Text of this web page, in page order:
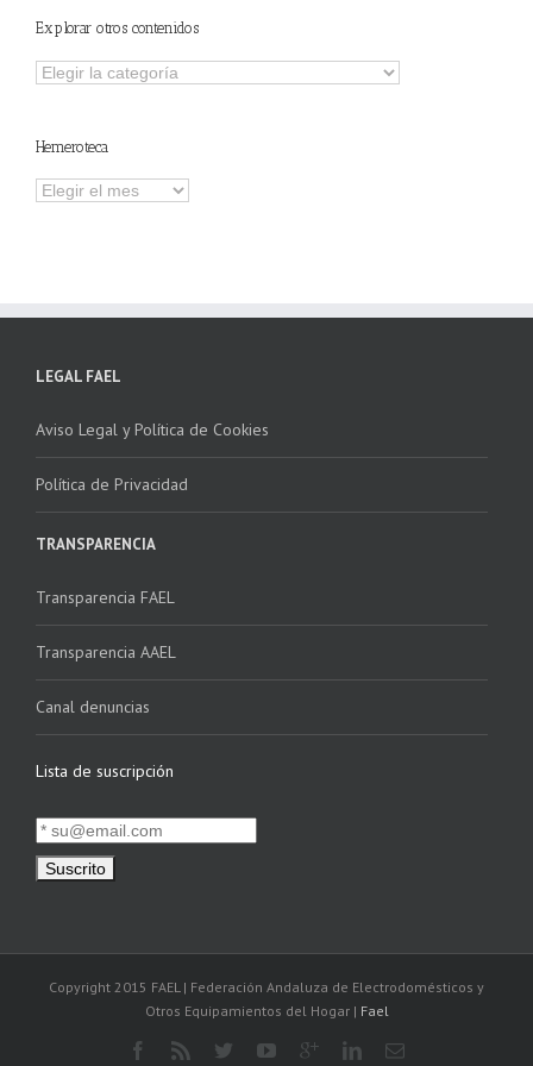
Explorar otros contenidos
Explorar
Hemeroteca
Hemeroteca
LEGAL FAEL
Aviso Legal y Política de Cookies
Política de Privacidad
TRANSPARENCIA
Transparencia FAEL
Transparencia AAEL
Canal denuncias
Lista de suscripción
Copyright 2015 FAEL | Federación Andaluza de Electrodomésticos y
Otros Equipamientos del Hogar | Fael